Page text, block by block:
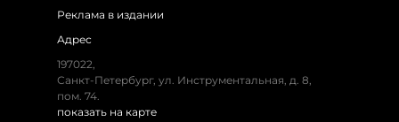
Реклама в издании
Адрес
197022,
Санкт-Петербург, ул. Инструментальная, д. 8,
пом. 74.
показать на карте